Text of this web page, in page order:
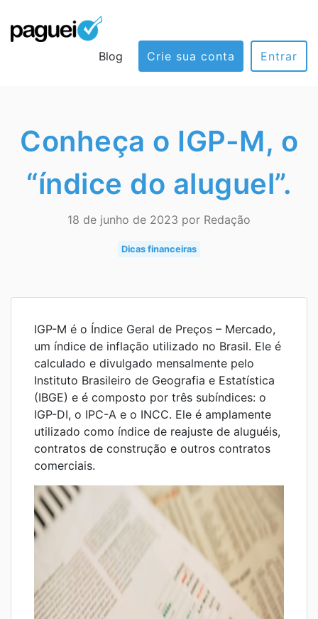
Blog Crie sua conta Entrar
Conheça o IGP-M, o
“índice do aluguel”.
18 de junho de 2023 por Redação
Dicas financeiras
IGP-M é o Índice Geral de Preços – Mercado,
um índice de inflação utilizado no Brasil. Ele é
calculado e divulgado mensalmente pelo
Instituto Brasileiro de Geografia e Estatística
(IBGE) e é composto por três subíndices: o
IGP-DI, o IPC-A e o INCC. Ele é amplamente
utilizado como índice de reajuste de aluguéis,
contratos de construção e outros contratos
comerciais.